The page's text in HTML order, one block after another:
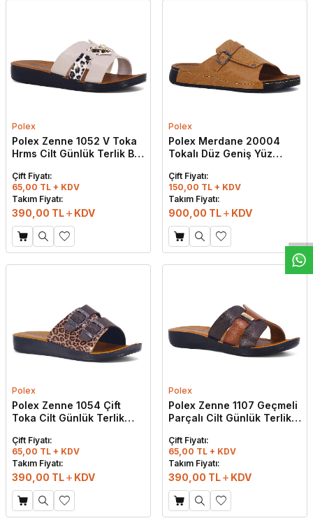
Polex
Polex Zenne 1052 V Toka
Hrms Cilt Günlük Terlik Bej
Çift Fiyatı:
65,00 TL + KDV
Takım Fiyatı:
390,00 TL KDV
Polex
Polex Merdane 20004
Tokalı Düz Geniş Yüz
Hardal
Çift Fiyatı:
150,00 TL + KDV
Takım Fiyatı:
900,00 TL KDV
Polex
Polex Zenne 1054 Çift
Toka Cilt Günlük Terlik
Çift Fiyatı:
65,00 TL + KDV
Takım Fiyatı:
390,00 TL KDV
Polex
Polex Zenne 1107 Geçmeli
Parçalı Cilt Günlük Terlik
Çift Fiyatı:
65,00 TL + KDV
Takım Fiyatı:
390,00 TL KDV